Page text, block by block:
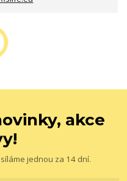
akce
jednou za 14 dní.